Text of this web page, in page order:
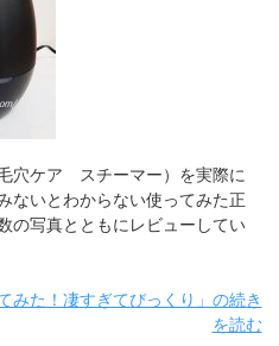
穴ケア スチーマー）を実際に
ないとわからない使ってみた正
の写真とともにレビューしてい
みた！凄すぎてびっくり」の続き
を読む